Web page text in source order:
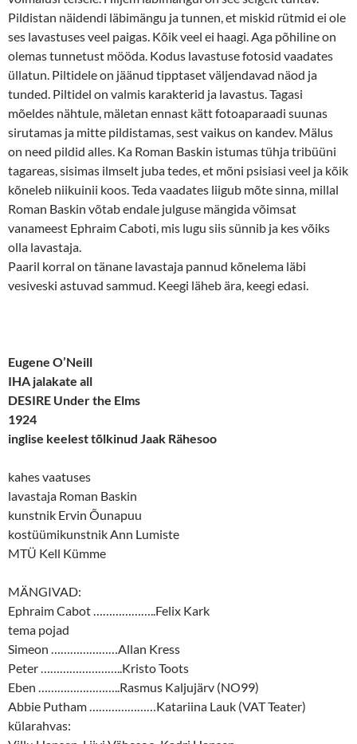
Pildistan näidendi läbimängu ja tunnen, et miskid rütmid ei ole
ses lavastuses veel paigas. Kõik veel ei haagi. Aga põhiline on
olemas tunnetust mööda. Kodus lavastuse fotosid vaadates
üllatun. Piltidele on jäänud tipptaset väljendavad näod ja
tunded. Piltidel on valmis karakterid ja lavastus. Tagasi
mõeldes nähtule, mäletan ennast kätt fotoaparaadi suunas
sirutamas ja mitte pildistamas, sest vaikus on kandev. Mälus
on need pildid alles. Ka Roman Baskin istumas tühja tribüüni
tagareas, sisimas ilmselt juba tedes, et mõni psisiasi veel ja kõik
kõneleb niikuinii koos. Teda vaadates liigub mõte sinna, millal
Roman Baskin võtab endale julguse mängida võimsat
vanameest Ephraim Caboti, mis lugu siis sünnib ja kes võiks
olla lavastaja.
Paaril korral on tänane lavastaja pannud kõnelema läbi
vesiveski astuvad sammud. Keegi läheb ära, keegi edasi.
Eugene O’Neill
IHA jalakate all
DESIRE Under the Elms
1924
inglise keelest tõlkinud Jaak Rähesoo
kahes vaatuses
lavastaja Roman Baskin
kunstnik Ervin Õunapuu
kostüümikunstnik Ann Lumiste
MTÜ Kell Kümme
MÄNGIVAD:
Ephraim Cabot ………………..Felix Kark
tema pojad
Simeon …………………Allan Kress
Peter ……………………..Kristo Toots
Eben ……………………..Rasmus Kaljujärv (NO99)
Abbie Putham …………………Katariina Lauk (VAT Teater)
külarahvas: